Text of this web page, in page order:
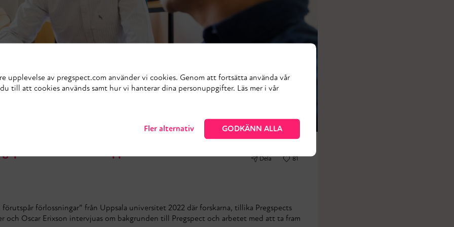
upplevelse av pregspect.com använder vi cookies. Genom att fortsätta använda vår
till att cookies används samt hur vi hanterar dina personuppgifter. Läs mer i vår
Fler alternativ GODKÄNN ALLA
Dela 81
förlossningar” från Uppsala universitet 2022 där forskarna, tillika Pregspects
och Oscar Erixson intervjuas om bakgrunden till Pregspect och arbetet med att ta fram